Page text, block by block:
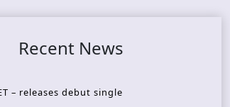
Recent News
– releases debut single